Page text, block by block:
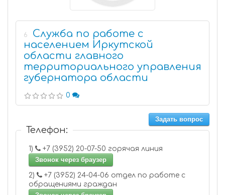
6
Служба по работе с
населением Иркутской
области главного
территориального управления
губернатора области
0
Задать вопрос
Телефон:
1)
+7 (3952) 20-07-50 горячая линия
Звонок через браузер
2)
обращениями граждан